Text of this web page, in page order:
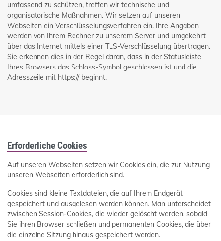
umfassend zu schützen, treffen wir technische und
organisatorische Maßnahmen. Wir setzen auf unseren
Webseiten ein Verschlüsselungsverfahren ein. Ihre Angaben
werden von Ihrem Rechner zu unserem Server und umgekehrt
über das Internet mittels einer TLS-Verschlüsselung übertragen.
Sie erkennen dies in der Regel daran, dass in der Statusleiste
Ihres Browsers das Schloss-Symbol geschlossen ist und die
Adresszeile mit https:// beginnt.
Erforderliche Cookies
Auf unseren Webseiten setzen wir Cookies ein, die zur Nutzung
unseren Webseiten erforderlich sind.
Cookies sind kleine Textdateien, die auf Ihrem Endgerät
gespeichert und ausgelesen werden können. Man unterscheidet
zwischen Session-Cookies, die wieder gelöscht werden, sobald
Sie ihren Browser schließen und permanenten Cookies, die über
die einzelne Sitzung hinaus gespeichert werden.